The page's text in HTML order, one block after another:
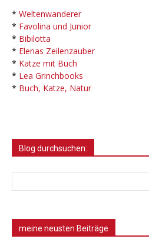
* Weltenwanderer
* Favolina und Junior
* Bibilotta
* Elenas Zeilenzauber
* Katze mit Buch
* Lea Grinchbooks
* Buch, Katze, Natur
Blog durchsuchen:
meine neusten Beiträge